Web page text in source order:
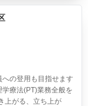
への登用も目指せます
療法(PT)業務全般を
上がる、立ち上が